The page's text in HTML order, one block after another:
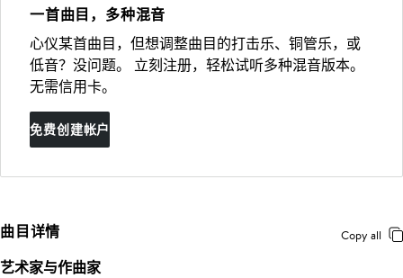
一首曲目，多种混音
心仪某首曲目，但想调整曲目的打击乐、铜管乐，或
低音？没问题。 立刻注册，轻松试听多种混音版本。
无需信用卡。
免费创建帐户
曲目详情 Copy all
艺术家与作曲家